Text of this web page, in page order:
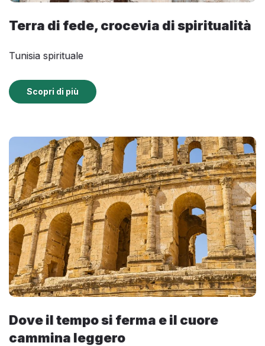
Terra di fede, crocevia di spiritualità
Tunisia spirituale
Scopri di più
Dove il tempo si ferma e il cuore
cammina leggero